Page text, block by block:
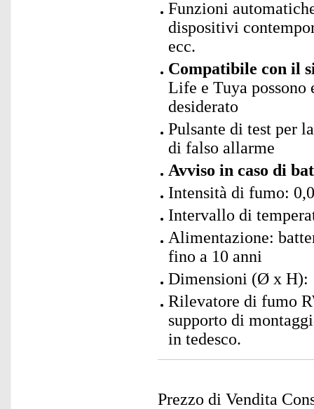
Funzioni
dispositivi
ecc.
Compatibile con il
Life e Tuya possono
desiderato
Pulsante di test per
di falso allarme
Avviso in caso di
Intensità di fumo:
Intervallo di
Alimentazione:
fino a 10 anni
Dimensioni (Ø x H):
Rilevatore di fumo
supporto di
in tedesco.
Prezzo di Vendita